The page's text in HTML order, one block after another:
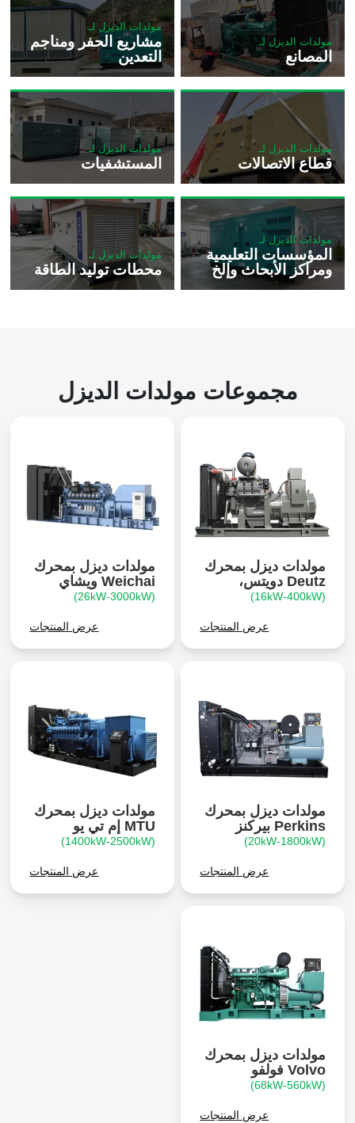
مولدات الديزل لـ
المصانع
مولدات الديزل لـ
مشاريع الحفر ومناجم
التعدين
مولدات الديزل لـ
قطاع الاتصالات
مولدات الديزل لـ
المستشفيات
مولدات الديزل لـ
المؤسسات التعليمية
ومراكز الأبحاث وإلخ
مولدات الديزل لـ
محطات توليد الطاقة
مجموعات مولدات الديزل
مولدات ديزل بمحرك
Deutz دويتس،
(16kW-400kW)
عرض المنتجات
مولدات ديزل بمحرك
Weichai ويشاي
(26kW-3000kW)
عرض المنتجات
مولدات ديزل بمحرك
Perkins بيركنز
(20kW-1800kW)
عرض المنتجات
مولدات ديزل بمحرك
MTU إم تي يو
(1400kW-2500kW)
عرض المنتجات
مولدات ديزل بمحرك
Volvo فولفو
(68kW-560kW)
عرض المنتجات